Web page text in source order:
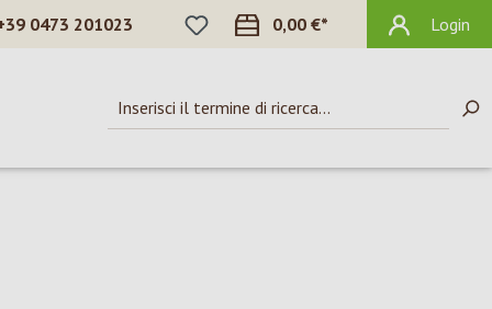
0473 201023
HAI 0 ARTICOLI NELLA LISTA DEI
0,00 €* Login